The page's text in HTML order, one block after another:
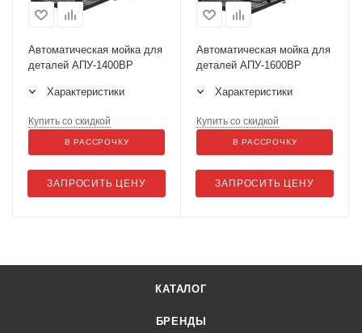
Автоматическая мойка для
деталей АПУ-1400ВР
Характеристики
ЗАПРОСИТЬ ЦЕНУ
Купить со скидкой
В РАССРОЧКУ
Автоматическая мойка для
деталей АПУ-1600ВР
Характеристики
ЗАПРОСИТЬ ЦЕНУ
Купить со скидкой
В РАССРОЧКУ
КАТАЛОГ
БРЕНДЫ